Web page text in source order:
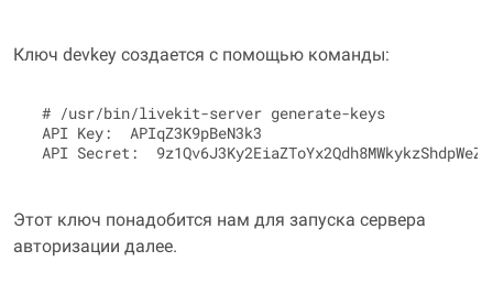
Ключ devkey создается с помощью команды:
# /usr/bin/livekit-server generate-keys
API Key:  APIqZ3K9pBeN3k3
Этот ключ понадобится нам для запуска сервера
авторизации далее.